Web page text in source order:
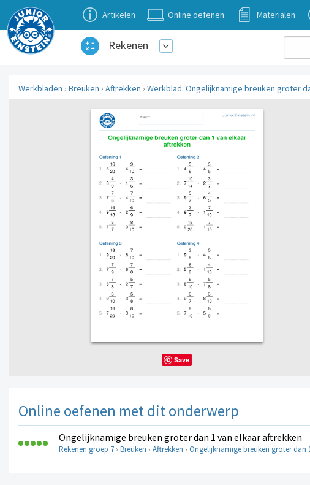
Artikelen Online oefenen Materialen
Rekenen
Werkbladen › Breuken › Aftrekken › Werkblad: Ongelijknamige breuken groter
Save
Online oefenen met dit onderwerp
Ongelijknamige breuken groter dan 1 van elkaar aftrekken
Rekenen groep 7 › Breuken › Aftrekken › Ongelijknamige breuken groter dan